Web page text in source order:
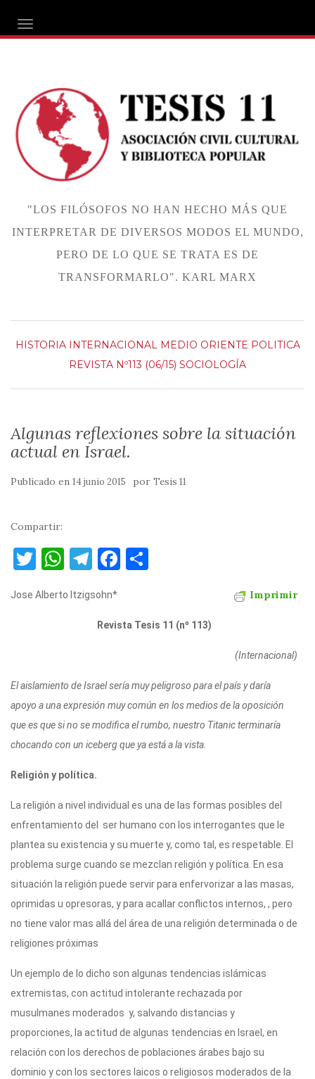
ALTERNAR NAVEGACIÓN
"LOS FILÓSOFOS NO HAN HECHO MÁS QUE
INTERPRETAR DE DIVERSOS MODOS EL MUNDO,
PERO DE LO QUE SE TRATA ES DE
TRANSFORMARLO". KARL MARX
HISTORIA INTERNACIONAL MEDIO ORIENTE POLITICA
REVISTA Nº113 (06/15) SOCIOLOGÍA
Algunas reflexiones sobre la situación
actual en Israel.
Publicado en 14 junio 2015 por Tesis 11
Compartir:
T
it
W
at
p
T
e
gr
F
e
o
k
p
r
Imprimir
Jose Alberto Itzigsohn*
Revista Tesis 11 (nº 113)
(Internacional)
El aislamiento de Israel sería muy peligroso para el país y daría
apoyo a una expresión muy común en los medios de la oposición
que es que si no se modifica el rumbo, nuestro Titanic terminaría
chocando con un iceberg que ya está a la vista.
Religión y política.
La religión a nivel individual es una de las formas posibles del
enfrentamiento del ser humano con los interrogantes que le
plantea su existencia y su muerte y, como tal, es respetable. El
problema surge cuando se mezclan religión y política. En esa
situación la religión puede servir para enfervorizar a las masas,
oprimidas u opresoras, y para acallar conflictos internos, , pero
no tiene valor mas allá del área de una religión determinada o de
religiones próximas
Un ejemplo de lo dicho son algunas tendencias islámicas
extremistas, con actitud intolerante rechazada por
musulmanes moderados y, salvando distancias y
proporciones, la actitud de algunas tendencias en Israel, en
relación con los derechos de poblaciones árabes bajo su
dominio y con los sectores laicos o religiosos moderados de la